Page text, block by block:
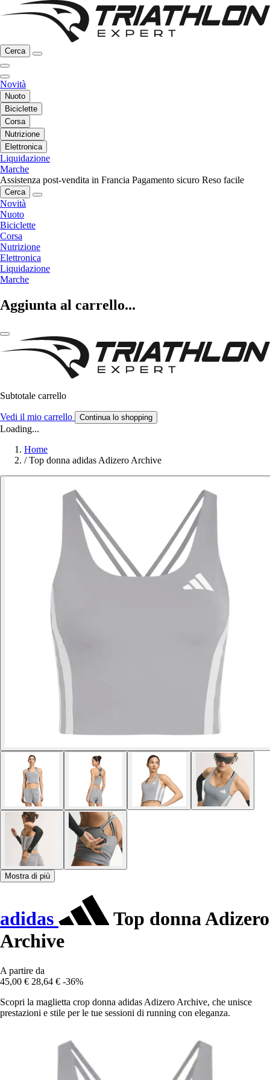
Cerca
Novità
Nuoto
Biciclette
Corsa
Nutrizione
Elettronica
Liquidazione
Marche
Assistenza post-vendita in Francia Pagamento sicuro Reso facile
Cerca
Novità
Nuoto
Biciclette
Corsa
Nutrizione
Elettronica
Liquidazione
Marche
Aggiunta al carrello...
Subtotale carrello
Vedi il mio carrello Continua lo shopping
Loading...
Home
/ Top donna adidas Adizero Archive
Mostra di più
adidas
Top donna Adizero
Archive
A partire da
45,00 € 28,64 € -36%
Scopri la maglietta crop donna adidas Adizero Archive, che unisce
prestazioni e stile per le tue sessioni di running con eleganza.